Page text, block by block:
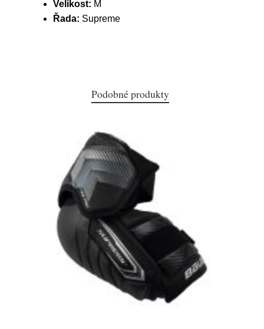
Velikost: M
Řada: Supreme
Podobné produkty